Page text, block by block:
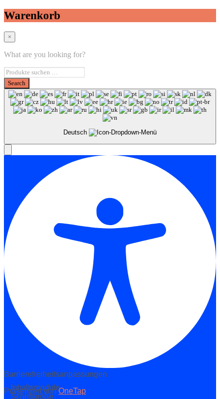
Warenkorb
×
What are you looking for?
Deutsch
Barrierefreiheitsanpassungen
Präsentiert vonOneTap
Inhaltsmodule
Schriftgröße